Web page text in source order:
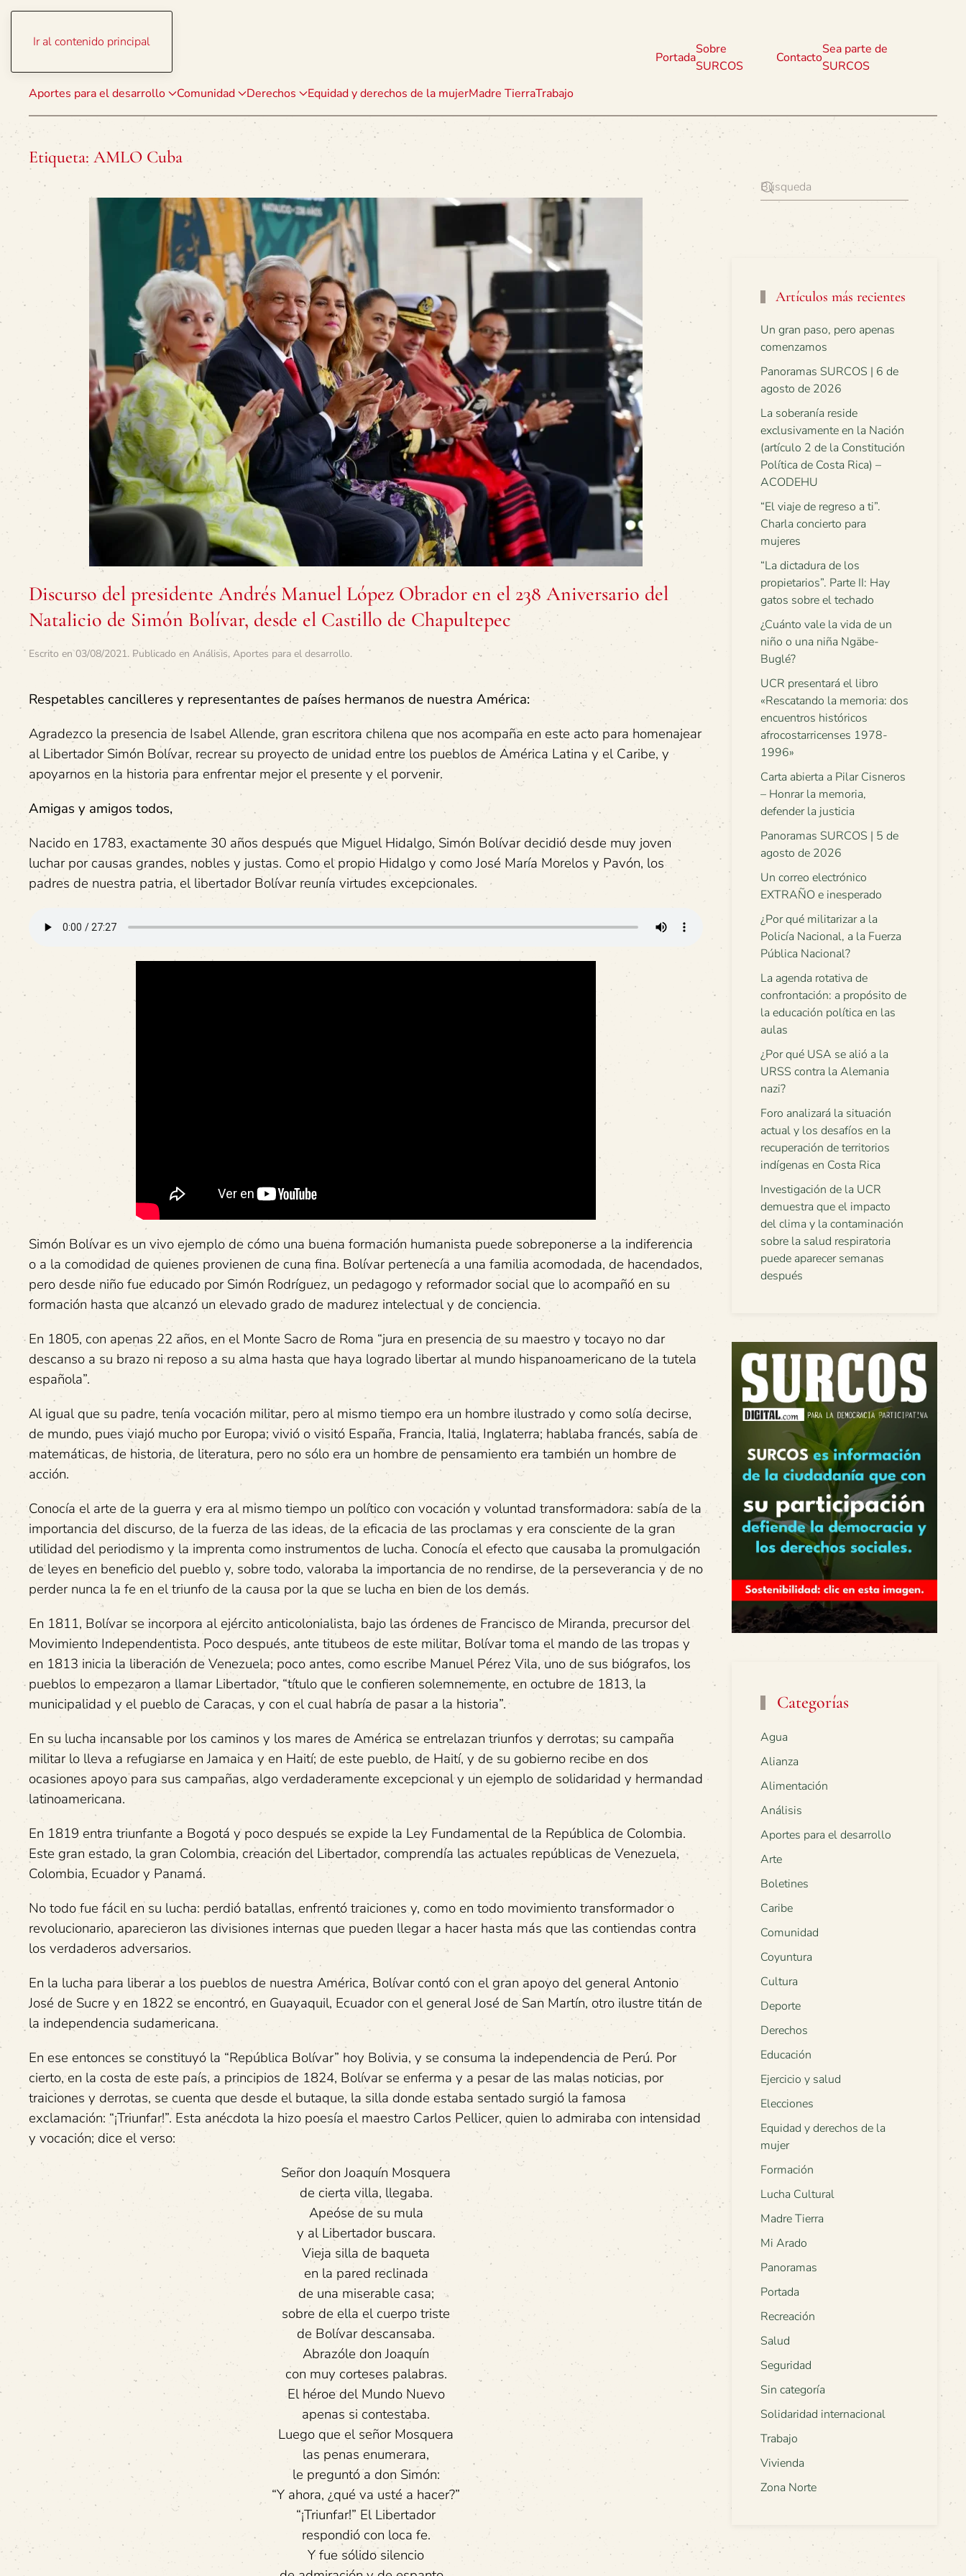
Ir al contenido principal
Aportes para el desarrollo Comunidad Derechos Equidad y derechos de la mujerMadre TierraTrabajo
Portada
Sobre
SURCOS
Contacto
Sea parte de
SURCOS
Etiqueta: AMLO Cuba
Discurso del presidente Andrés Manuel López Obrador en el 238 Aniversario del
Natalicio de Simón Bolívar, desde el Castillo de Chapultepec
Escrito en03/08/2021. Publicado en Análisis, Aportes para el desarrollo.
Respetables cancilleres y representantes de países hermanos de nuestra América:
Agradezco la presencia de Isabel Allende, gran escritora chilena que nos acompaña en este acto para homenajear
al Libertador Simón Bolívar, recrear su proyecto de unidad entre los pueblos de América Latina y el Caribe, y
apoyarnos en la historia para enfrentar mejor el presente y el porvenir.
Amigas y amigos todos,
Nacido en 1783, exactamente 30 años después que Miguel Hidalgo, Simón Bolívar decidió desde muy joven
luchar por causas grandes, nobles y justas. Como el propio Hidalgo y como José María Morelos y Pavón, los
padres de nuestra patria, el libertador Bolívar reunía virtudes excepcionales.
Simón Bolívar es un vivo ejemplo de cómo una buena formación humanista puede sobreponerse a la indiferencia
o a la comodidad de quienes provienen de cuna fina. Bolívar pertenecía a una familia acomodada, de hacendados,
pero desde niño fue educado por Simón Rodríguez, un pedagogo y reformador social que lo acompañó en su
formación hasta que alcanzó un elevado grado de madurez intelectual y de conciencia.
En 1805, con apenas 22 años, en el Monte Sacro de Roma “jura en presencia de su maestro y tocayo no dar
descanso a su brazo ni reposo a su alma hasta que haya logrado libertar al mundo hispanoamericano de la tutela
española”.
Al igual que su padre, tenía vocación militar, pero al mismo tiempo era un hombre ilustrado y como solía decirse,
de mundo, pues viajó mucho por Europa; vivió o visitó España, Francia, Italia, Inglaterra; hablaba francés, sabía de
matemáticas, de historia, de literatura, pero no sólo era un hombre de pensamiento era también un hombre de
acción.
Conocía el arte de la guerra y era al mismo tiempo un político con vocación y voluntad transformadora: sabía de la
importancia del discurso, de la fuerza de las ideas, de la eficacia de las proclamas y era consciente de la gran
utilidad del periodismo y la imprenta como instrumentos de lucha. Conocía el efecto que causaba la promulgación
de leyes en beneficio del pueblo y, sobre todo, valoraba la importancia de no rendirse, de la perseverancia y de no
perder nunca la fe en el triunfo de la causa por la que se lucha en bien de los demás.
En 1811, Bolívar se incorpora al ejército anticolonialista, bajo las órdenes de Francisco de Miranda, precursor del
Movimiento Independentista. Poco después, ante titubeos de este militar, Bolívar toma el mando de las tropas y
en 1813 inicia la liberación de Venezuela; poco antes, como escribe Manuel Pérez Vila, uno de sus biógrafos, los
pueblos lo empezaron a llamar Libertador, “título que le confieren solemnemente, en octubre de 1813, la
municipalidad y el pueblo de Caracas, y con el cual habría de pasar a la historia”.
En su lucha incansable por los caminos y los mares de América se entrelazan triunfos y derrotas; su campaña
militar lo lleva a refugiarse en Jamaica y en Haití; de este pueblo, de Haití, y de su gobierno recibe en dos
ocasiones apoyo para sus campañas, algo verdaderamente excepcional y un ejemplo de solidaridad y hermandad
latinoamericana.
En 1819 entra triunfante a Bogotá y poco después se expide la Ley Fundamental de la República de Colombia.
Este gran estado, la gran Colombia, creación del Libertador, comprendía las actuales repúblicas de Venezuela,
Colombia, Ecuador y Panamá.
No todo fue fácil en su lucha: perdió batallas, enfrentó traiciones y, como en todo movimiento transformador o
revolucionario, aparecieron las divisiones internas que pueden llegar a hacer hasta más que las contiendas contra
los verdaderos adversarios.
En la lucha para liberar a los pueblos de nuestra América, Bolívar contó con el gran apoyo del general Antonio
José de Sucre y en 1822 se encontró, en Guayaquil, Ecuador con el general José de San Martín, otro ilustre titán de
la independencia sudamericana.
En ese entonces se constituyó la “República Bolívar” hoy Bolivia, y se consuma la independencia de Perú. Por
cierto, en la costa de este país, a principios de 1824, Bolívar se enferma y a pesar de las malas noticias, por
traiciones y derrotas, se cuenta que desde el butaque, la silla donde estaba sentado surgió la famosa
exclamación: “¡Triunfar!”. Esta anécdota la hizo poesía el maestro Carlos Pellicer, quien lo admiraba con intensidad
y vocación; dice el verso:
Señor don Joaquín Mosquera
de cierta villa, llegaba.
Apeóse de su mula
y al Libertador buscara.
Vieja silla de baqueta
en la pared reclinada
de una miserable casa;
sobre de ella el cuerpo triste
de Bolívar descansaba.
Abrazóle don Joaquín
con muy corteses palabras.
El héroe del Mundo Nuevo
apenas si contestaba.
Luego que el señor Mosquera
las penas enumerara,
le preguntó a don Simón:
“Y ahora, ¿qué va usté a hacer?”
“¡Triunfar!” El Libertador
respondió con loca fe.
Y fue sólido silencio
Artículos más recientes
Un gran paso, pero apenas
comenzamos
Panoramas SURCOS | 6 de
agosto de 2026
La soberanía reside
exclusivamente en la Nación
(artículo 2 de la Constitución
Política de Costa Rica) –
ACODEHU
“El viaje de regreso a ti”.
Charla concierto para
mujeres
“La dictadura de los
propietarios”. Parte II: Hay
gatos sobre el techado
¿Cuánto vale la vida de un
niño o una niña Ngäbe-
Buglé?
UCR presentará el libro
«Rescatando la memoria: dos
encuentros históricos
afrocostarricenses 1978-
1996»
Carta abierta a Pilar Cisneros
– Honrar la memoria,
defender la justicia
Panoramas SURCOS | 5 de
agosto de 2026
Un correo electrónico
EXTRAÑO e inesperado
¿Por qué militarizar a la
Policía Nacional, a la Fuerza
Pública Nacional?
La agenda rotativa de
confrontación: a propósito de
la educación política en las
aulas
¿Por qué USA se alió a la
URSS contra la Alemania
nazi?
Foro analizará la situación
actual y los desafíos en la
recuperación de territorios
indígenas en Costa Rica
Investigación de la UCR
demuestra que el impacto
del clima y la contaminación
sobre la salud respiratoria
puede aparecer semanas
después
Categorías
Agua
Alianza
Alimentación
Análisis
Aportes para el desarrollo
Arte
Boletines
Caribe
Comunidad
Coyuntura
Cultura
Deporte
Derechos
Educación
Ejercicio y salud
Elecciones
Equidad y derechos de la
mujer
Formación
Lucha Cultural
Madre Tierra
Mi Arado
Panoramas
Portada
Recreación
Salud
Seguridad
Sin categoría
Solidaridad internacional
Trabajo
Vivienda
Zona Norte